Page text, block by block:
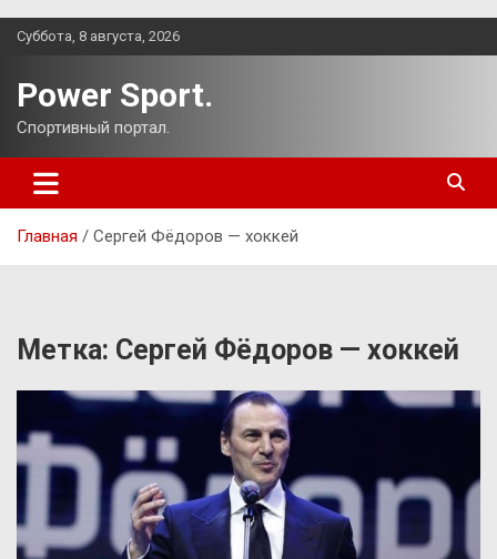
Перейти
Суббота, 8 августа, 2026
Power Sport.
Спортивный портал.
Главная Сергей Фёдоров — хоккей
Метка: Сергей Фёдоров — хоккей